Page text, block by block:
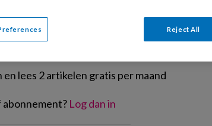
lezen?
lees 2 artikelen gratis per maand
Log dan in
Reject All